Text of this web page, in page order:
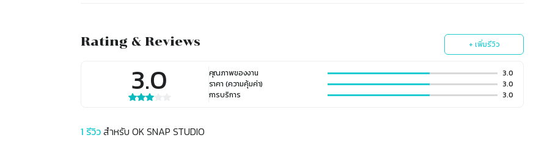
Rating & Reviews + เพิ่มรีวิว
3.0 คุณภาพของงาน
3.0
ราคา (ความคุ้มค่า)
3.0
การบริการ
3.0
1 รีวิวสำหรับ OK SNAP STUDIO